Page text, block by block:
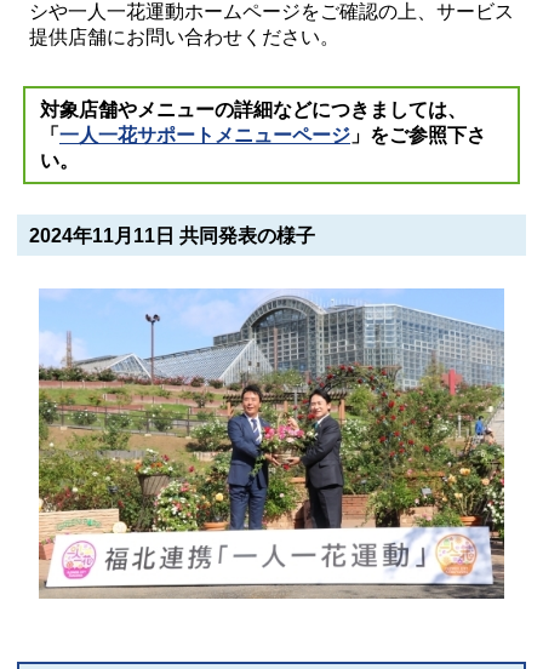
シや一人一花運動ホームページをご確認の上、サービス
提供店舗にお問い合わせください。
対象店舗やメニューの詳細などにつきましては、
「 一人一花サポートメニューページ 」をご参照下さ
い。
2024年11月11日 共同発表の様子